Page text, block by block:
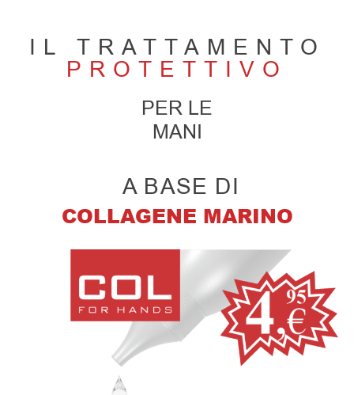
IL TRATTAMENTO
PROTETTIVO
PER LE
MANI
A BASE DI
COLLAGENE MARINO